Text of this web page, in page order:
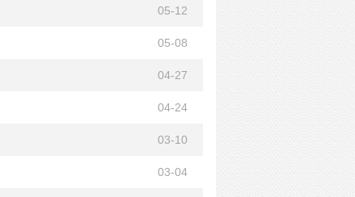
05-12
05-08
04-27
04-24
03-10
03-04